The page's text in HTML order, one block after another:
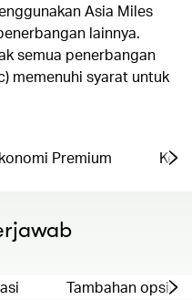
Asia Miles
lainnya.
semua penerbangan
memenuhi syarat untuk
Premium
Tambahan